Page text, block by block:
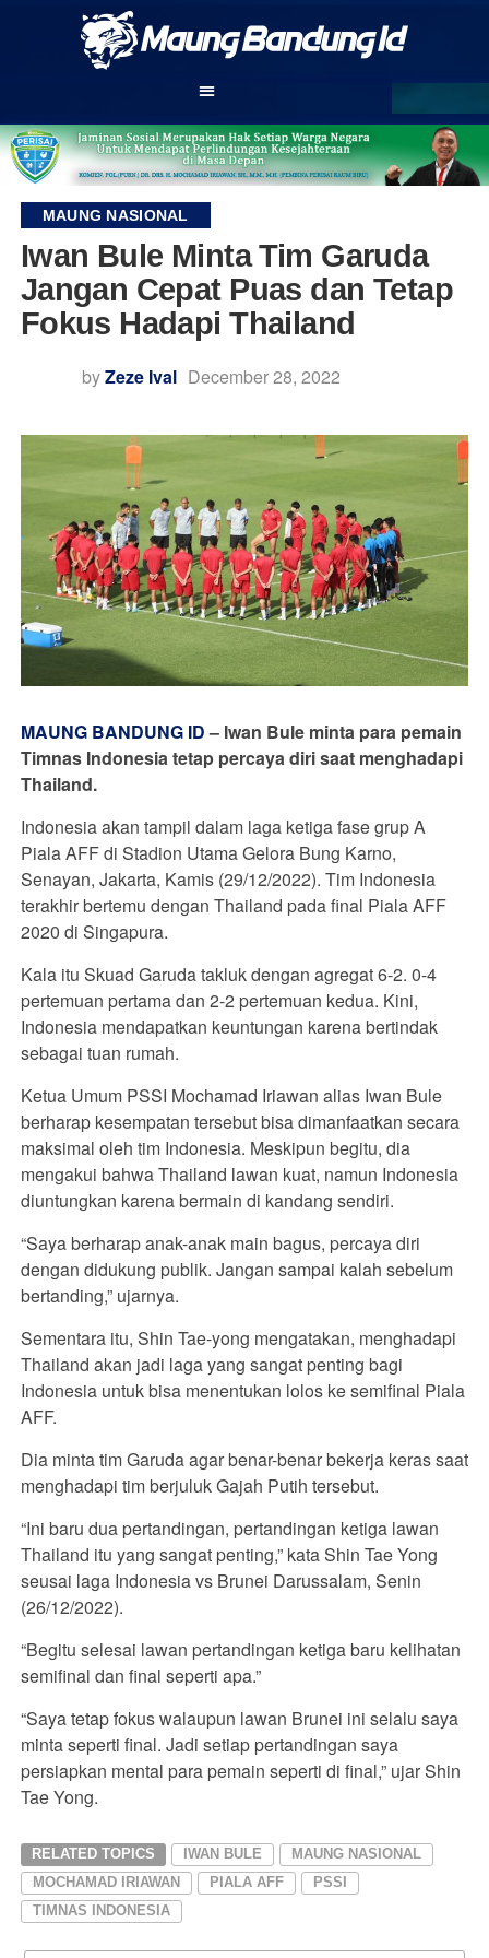
MAUNG NASIONAL
Iwan Bule Minta Tim Garuda
Jangan Cepat Puas dan Tetap
Fokus Hadapi Thailand
byZeze Ival December 28, 2022
MAUNG BANDUNG ID– Iwan Bule minta para pemain
Timnas Indonesia tetap percaya diri saat menghadapi
Thailand.
Indonesia akan tampil dalam laga ketiga fase grup A
Piala AFF di Stadion Utama Gelora Bung Karno,
Senayan, Jakarta, Kamis (29/12/2022). Tim Indonesia
terakhir bertemu dengan Thailand pada final Piala AFF
2020 di Singapura.
Kala itu Skuad Garuda takluk dengan agregat 6-2. 0-4
pertemuan pertama dan 2-2 pertemuan kedua. Kini,
Indonesia mendapatkan keuntungan karena bertindak
sebagai tuan rumah.
Ketua Umum PSSI Mochamad Iriawan alias Iwan Bule
berharap kesempatan tersebut bisa dimanfaatkan secara
maksimal oleh tim Indonesia. Meskipun begitu, dia
mengakui bahwa Thailand lawan kuat, namun Indonesia
diuntungkan karena bermain di kandang sendiri.
“Saya berharap anak-anak main bagus, percaya diri
dengan didukung publik. Jangan sampai kalah sebelum
bertanding,” ujarnya.
Sementara itu, Shin Tae-yong mengatakan, menghadapi
Thailand akan jadi laga yang sangat penting bagi
Indonesia untuk bisa menentukan lolos ke semifinal Piala
AFF.
Dia minta tim Garuda agar benar-benar bekerja keras saat
menghadapi tim berjuluk Gajah Putih tersebut.
“Ini baru dua pertandingan, pertandingan ketiga lawan
Thailand itu yang sangat penting,” kata Shin Tae Yong
seusai laga Indonesia vs Brunei Darussalam, Senin
(26/12/2022).
“Begitu selesai lawan pertandingan ketiga baru kelihatan
semifinal dan final seperti apa.”
“Saya tetap fokus walaupun lawan Brunei ini selalu saya
minta seperti final. Jadi setiap pertandingan saya
persiapkan mental para pemain seperti di final,” ujar Shin
Tae Yong.
RELATED TOPICS IWAN BULE
MAUNG NASIONAL
MOCHAMAD IRIAWAN
PIALA AFF
PSSI
TIMNAS INDONESIA